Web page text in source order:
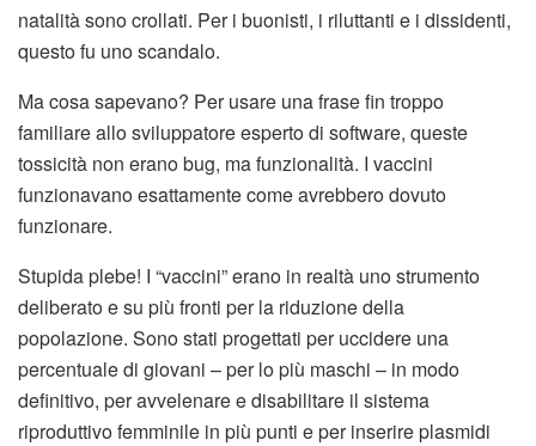
natalità sono crollati. Per i buonisti, i riluttanti e i dissidenti,
questo fu uno scandalo.
Ma cosa sapevano? Per usare una frase fin troppo
familiare allo sviluppatore esperto di software, queste
tossicità non erano bug, ma funzionalità. I vaccini
funzionavano esattamente come avrebbero dovuto
funzionare.
Stupida plebe! I “vaccini” erano in realtà uno strumento
deliberato e su più fronti per la riduzione della
popolazione. Sono stati progettati per uccidere una
percentuale di giovani – per lo più maschi – in modo
definitivo, per avvelenare e disabilitare il sistema
riproduttivo femminile in più punti e per inserire plasmidi